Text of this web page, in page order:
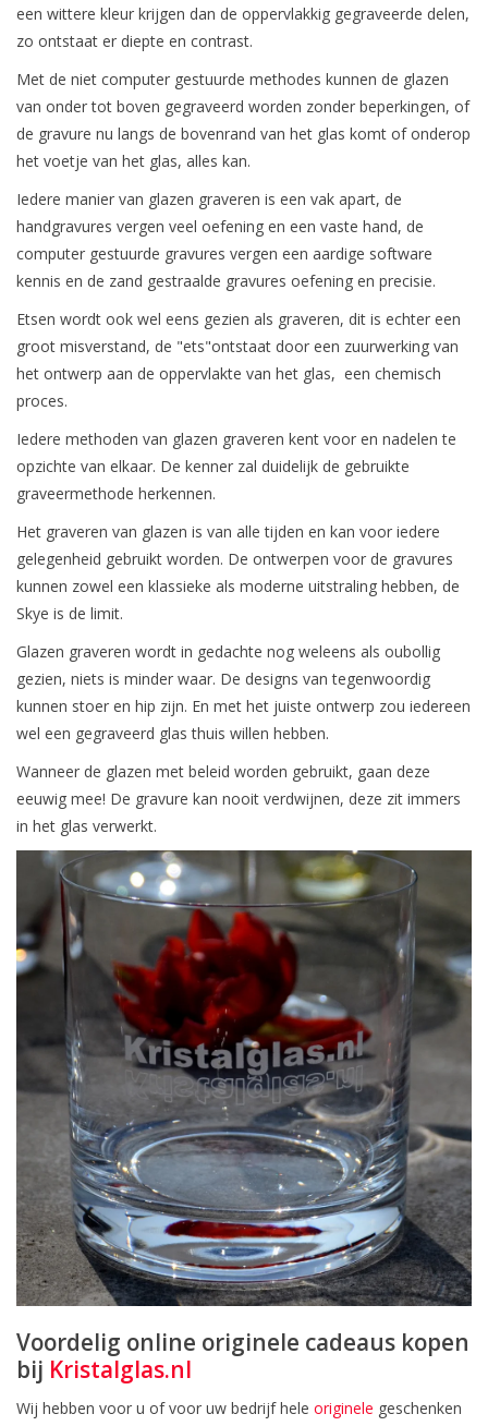
een wittere kleur krijgen dan de oppervlakkig gegraveerde delen,
zo ontstaat er diepte en contrast.
Met de niet computer gestuurde methodes kunnen de glazen
van onder tot boven gegraveerd worden zonder beperkingen, of
de gravure nu langs de bovenrand van het glas komt of onderop
het voetje van het glas, alles kan.
Iedere manier van glazen graveren is een vak apart, de
handgravures vergen veel oefening en een vaste hand, de
computer gestuurde gravures vergen een aardige software
kennis en de zand gestraalde gravures oefening en precisie.
Etsen wordt ook wel eens gezien als graveren, dit is echter een
groot misverstand, de "ets"ontstaat door een zuurwerking van
het ontwerp aan de oppervlakte van het glas, een chemisch
proces.
Iedere methoden van glazen graveren kent voor en nadelen te
opzichte van elkaar. De kenner zal duidelijk de gebruikte
graveermethode herkennen.
Het graveren van glazen is van alle tijden en kan voor iedere
gelegenheid gebruikt worden. De ontwerpen voor de gravures
kunnen zowel een klassieke als moderne uitstraling hebben, de
Skye is de limit.
Glazen graveren wordt in gedachte nog weleens als oubollig
gezien, niets is minder waar. De designs van tegenwoordig
kunnen stoer en hip zijn. En met het juiste ontwerp zou iedereen
wel een gegraveerd glas thuis willen hebben.
Wanneer de glazen met beleid worden gebruikt, gaan deze
eeuwig mee! De gravure kan nooit verdwijnen, deze zit immers
in het glas verwerkt.
Voordelig online originele cadeaus kopen
bij Kristalglas.nl
Wij hebben voor u of voor uw bedrijf hele originele geschenken